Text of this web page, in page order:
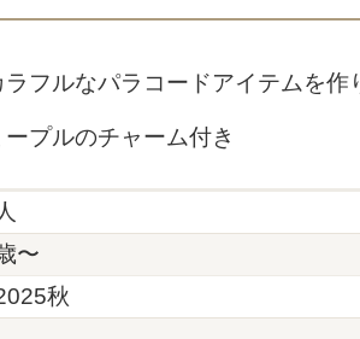
フルなパラコードアイテムを作
プルのチャーム付き
人
〜
秋